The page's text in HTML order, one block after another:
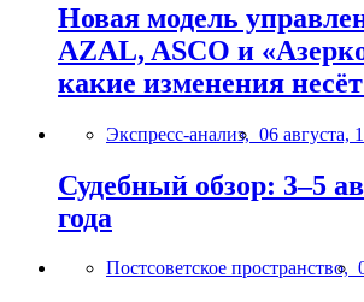
Новая модель
AZAL, ASCO и
какие изменения
Экспресс-анализ, 06 августа,
Судебный обзор: 3–5
года
Постсоветское пространство,